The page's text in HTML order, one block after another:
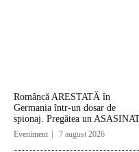
Româncă ARESTATĂ în
Germania într-un dosar de
spionaj. Pregătea un
Eveniment 7 august 2026